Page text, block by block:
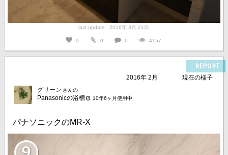
last update : 2016年 3月 21日
0 0 0 4157
REPORT
2016年 2月
現在の様子
グリーン さんの
Panasonicの浴槽 10年6ヶ月使用中
パナソニックのMR-X